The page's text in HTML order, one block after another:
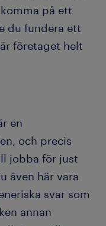
på ett
du fundera ett
företaget helt
en
och precis
jobba för just
även här vara
svar som
annan